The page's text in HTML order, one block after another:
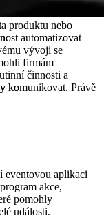
produktu nebo
automatizovat
vývoji se
firmám
činnosti a
komunikovat. Právě
produktu nebo
automatizovat
vývoji se
firmám
činnosti a
komunikovat. Právě
eventovou aplikaci
akce,
pomohly
události.